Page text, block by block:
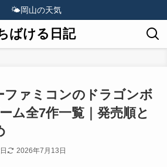
🌤️岡山の天気
ばける日記
ファミコンのドラゴンボ
ム全7作一覧｜発売順と
2026年7月13日